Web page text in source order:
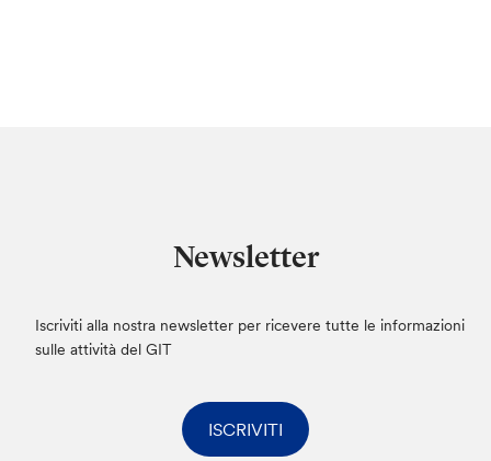
Newsletter
Iscriviti alla nostra newsletter per ricevere tutte le informazioni
sulle attività del GIT
ISCRIVITI